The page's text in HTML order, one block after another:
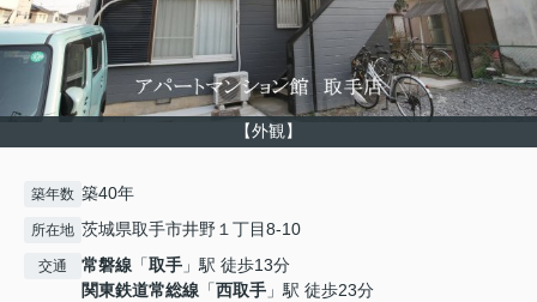
【外観】
築年数 築40年
所在地 茨城県取手市井野１丁目8-10
交通 常磐線 「取手 」駅 徒歩13分
関東鉄道常総線 「西取手 」駅 徒歩23分